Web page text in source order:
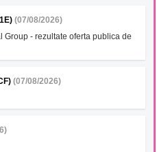
(07/08/2026)
Group - rezultate oferta publica de
(07/08/2026)